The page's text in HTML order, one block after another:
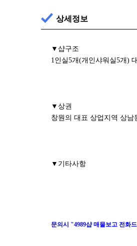
상세정보
▼샵구조
1인실5개(개인샤워실5개)
▼상권
창원의 대표 상업지역 상남
▼기타사항
문의시 "4989샵 매물보고 전화